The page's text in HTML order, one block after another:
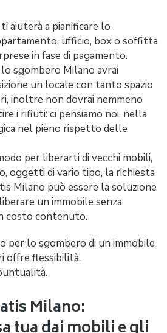
aiuterà a pianificare lo
ufficio, box o soffitta
in fase di pagamento.
sgombero Milano avrai
un locale con tanto spazio
inoltre non dovrai nemmeno
i rifiuti: ci pensiamo noi, nella
nel pieno rispetto delle
per liberarti di vecchi mobili,
oggetti di vario tipo, la richiesta
Milano può essere la soluzione
un immobile senza
costo contenuto.
per lo sgombero di un immobile
offre flessibilità,
Milano: